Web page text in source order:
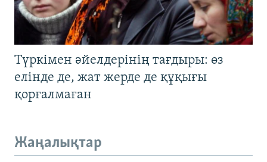
Түркімен әйелдерінің тағдыры: өз
елінде де, жат жерде де құқығы
қорғалмаған
Жаңалықтар